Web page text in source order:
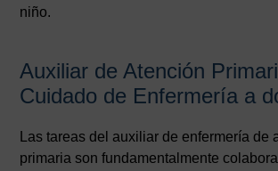
niño.
Auxiliar de Atención
Cuidado de Enfermería a
Las tareas del auxiliar de enfermería de
primaria son fundamentalmente